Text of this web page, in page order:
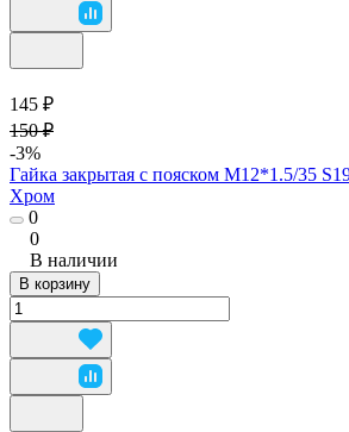
145 ₽
150 ₽
-3%
Гайка закрытая с пояском М12*1.5/35
Хром
0
0
В наличии
В корзину